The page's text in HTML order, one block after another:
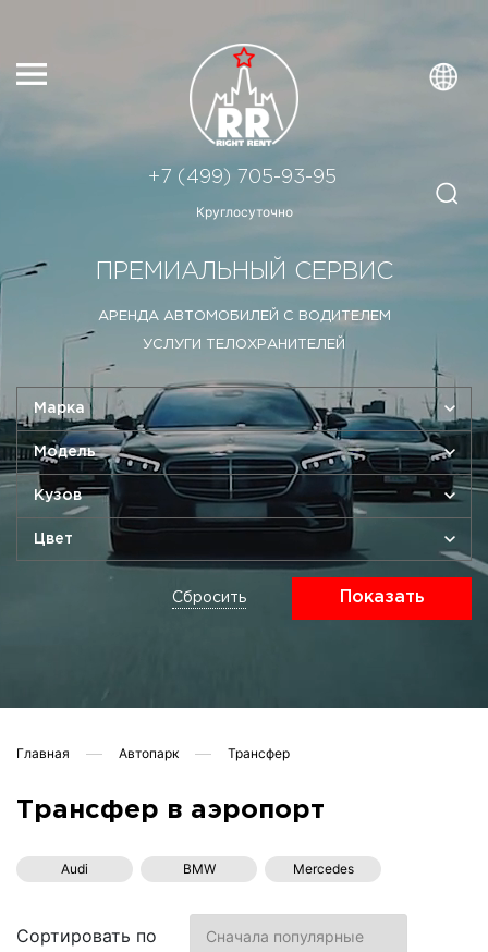
Круглосуточно
+7 (499) 705-93-95
ПРЕМИАЛЬНЫЙ СЕРВИС
АРЕНДА АВТОМОБИЛЕЙ С ВОДИТЕЛЕМ
УСЛУГИ ТЕЛОХРАНИТЕЛЕЙ
Марка
Модель
Кузов
Цвет
Сбросить Показать
Главная Автопарк Трансфер
Трансфер в аэропорт
Audi BMW Mercedes
Микроавтобусы Минивэны
Сортировать по